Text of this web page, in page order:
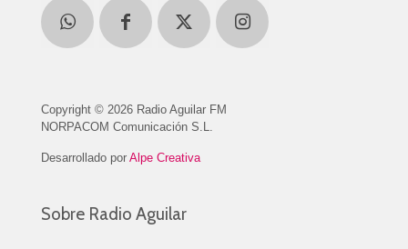
Copyright © 2026 Radio Aguilar FM
NORPACOM Comunicación S.L.
Desarrollado por Alpe Creativa
Sobre Radio Aguilar